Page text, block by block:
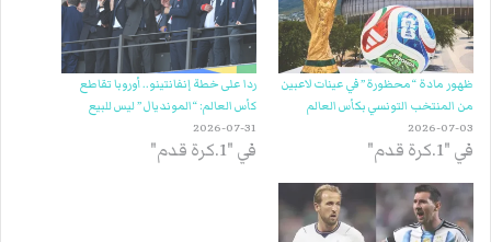
ظهور مادة “محظورة” في عينات لاعبين
من المنتخب التونسي بكأس العالم
2026-07-03
في "1.كرة قدم"
ردا على خطة إنفانتينو.. أوروبا تقاطع
كأس العالم: “المونديال” ليس للبيع
2026-07-31
في "1.كرة قدم"